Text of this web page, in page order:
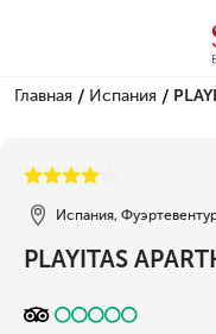
Главная / Испания /
Испания,
PLAYITAS